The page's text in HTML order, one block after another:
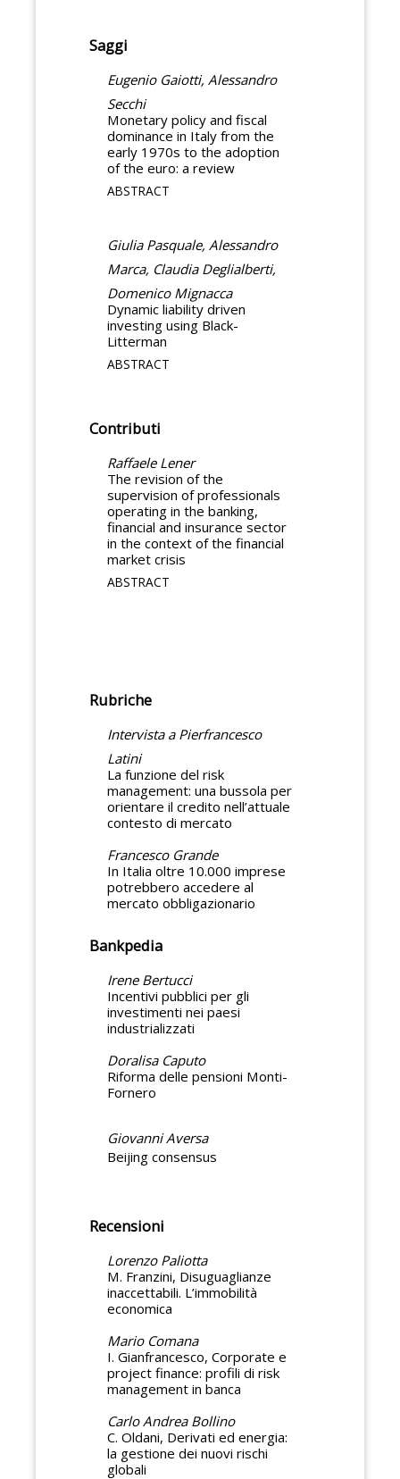
Saggi
Eugenio Gaiotti, Alessandro
Secchi
Monetary policy and fiscal
dominance in Italy from the
early 1970s to the adoption
of the euro: a review
ABSTRACT
Giulia Pasquale, Alessandro
Marca, Claudia Deglialberti,
Domenico Mignacca
Dynamic liability driven
investing using Black-
Litterman
ABSTRACT
Contributi
Raffaele Lener
The revision of the
supervision of professionals
operating in the banking,
financial and insurance sector
in the context of the financial
market crisis
ABSTRACT
Rubriche
Intervista a Pierfrancesco
Latini
La funzione del risk
management: una bussola per
orientare il credito nell’attuale
contesto di mercato
Francesco Grande
In Italia oltre 10.000 imprese
potrebbero accedere al
mercato obbligazionario
Bankpedia
Irene Bertucci
Incentivi pubblici per gli
investimenti nei paesi
industrializzati
Doralisa Caputo
Riforma delle pensioni Monti-
Fornero
Giovanni Aversa
Beijing consensus
Recensioni
Lorenzo Paliotta
M. Franzini, Disuguaglianze
inaccettabili. L’immobilità
economica
Mario Comana
I. Gianfrancesco, Corporate e
project finance: profili di risk
management in banca
Carlo Andrea Bollino
C. Oldani, Derivati ed energia:
la gestione dei nuovi rischi
globali